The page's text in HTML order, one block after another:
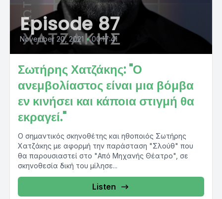
Episode 87
November 20, 2021 • 00:17:41
Σωτήρης Χατζάκης: "Ο
ανεμβολίαστος είναι μια βόμβα
εν κινήσει και κάποια στιγμή θα
εκραγεί."
Ο σημαντικός σκηνοθέτης και ηθοποιός Σωτήρης
Χατζάκης με αφορμή την παράσταση "Σλούθ" που
θα παρουσιαστεί στο "Από Μηχανής Θέατρο", σε
σκηνοθεσία δική του μίλησε...
Listen